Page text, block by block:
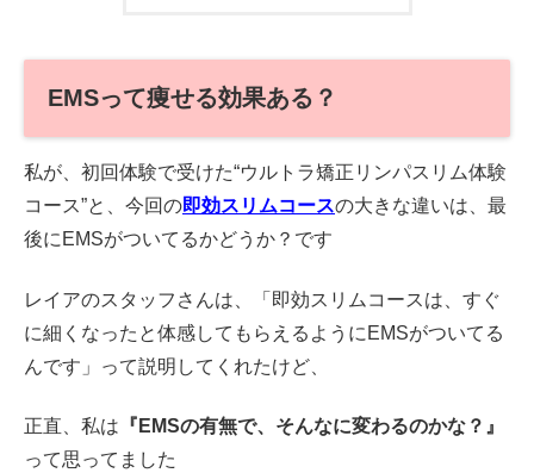
EMSって痩せる効果ある？
私が、初回体験で受けた“ウルトラ矯正リンパスリム体験
コース”と、今回の即効スリムコースの大きな違いは、最
後にEMSがついてるかどうか？です
レイアのスタッフさんは、「即効スリムコースは、すぐ
に細くなったと体感してもらえるようにEMSがついてる
んです」って説明してくれたけど、
正直、私は 『EMSの有無で、そんなに変わるのかな？』
って思ってました